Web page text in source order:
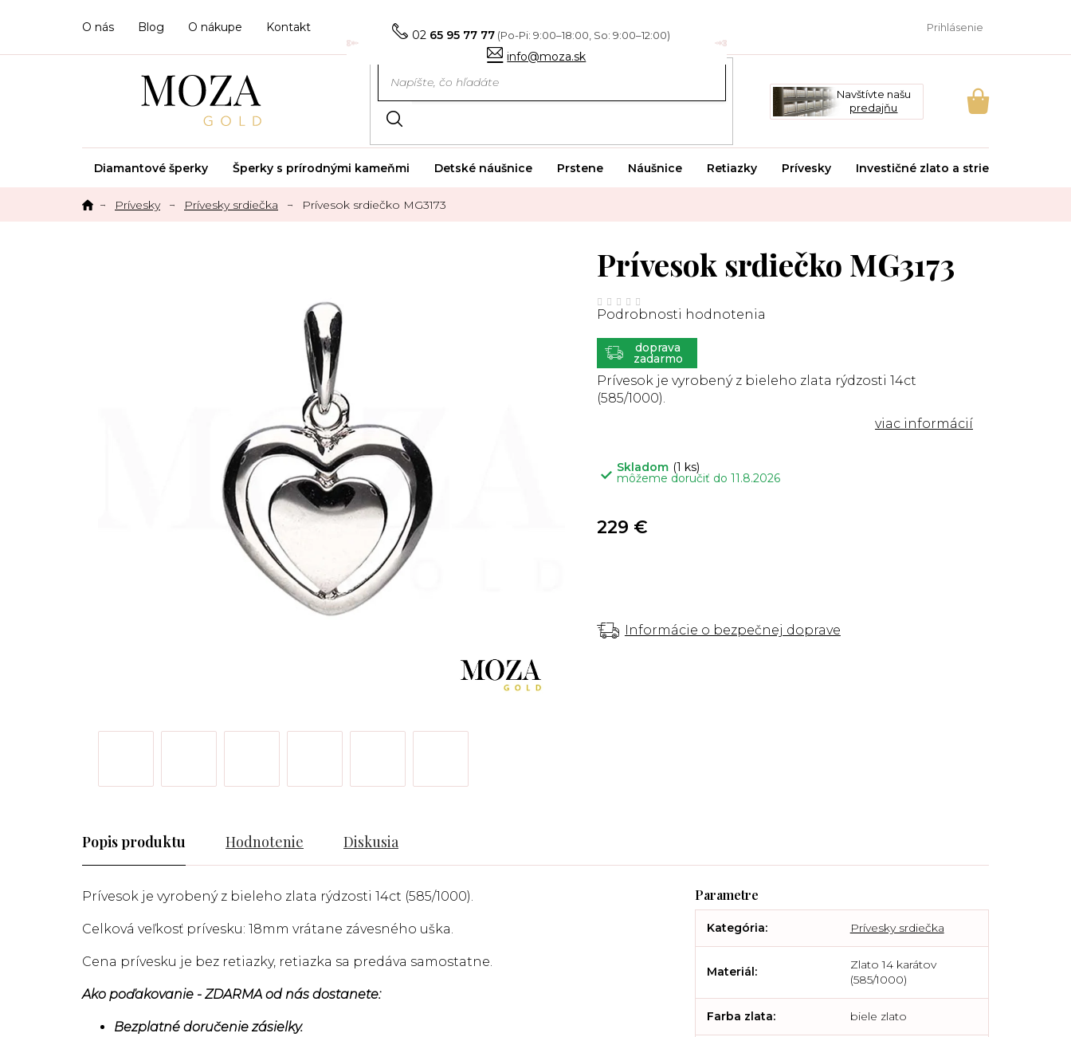
02 65 95 77 77
info@moza.sk
O nás Blog O nákupe Kontakt Prihlásenie
Navštívte našu
predajňu
NÁKUPNÝ
Diamantové šperky Šperky s prírodnými kameňmi Detské náušnice Prstene Náušnice Retiazky Prívesky Investičné zlato a striebro
Prívesky Prívesky srdiečka Prívesok srdiečko MG3173
Skladom (1 ks)
môžeme doručiť do 11.8.2026
Prívesok je vyrobený z bieleho zlata rýdzosti 14ct
(585/1000).
Informácie o bezpečnej doprave
Prívesok srdiečko MG3173
Priemerné
hodnotenie
produktu
0,0
hviezdičiek.
Podrobnosti hodnotenia
ZADARMO
229 €
Popis Hodnotenie Diskusia
Prívesok je vyrobený z bieleho zlata rýdzosti 14ct (585/1000).
Celková veľkosť prívesku: 18mm vrátane závesného uška.
Cena prívesku je bez retiazky, retiazka sa predáva samostatne.
Ako poďakovanie - ZDARMA od nás dostanete:
Bezplatné doručenie zásielky.
Kategória: Prívesky srdiečka
Materiál:
Zlato 14 karátov
(585/1000)
Farba zlata: biele zlato